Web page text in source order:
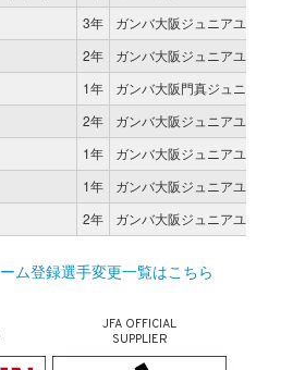
3年
ガンバ大阪ジュニアユース
2年
ガンバ大阪ジュニアユース
1年
ガンバ大阪門真ジュニアユー
2年
ガンバ大阪ジュニアユース
1年
ガンバ大阪ジュニアユース
1年
ガンバ大阪ジュニアユース
2年 ガンバ大阪ジュニアユース
ム登録選手変更一覧はこちら
JFA OFFICIAL
SUPPLIER